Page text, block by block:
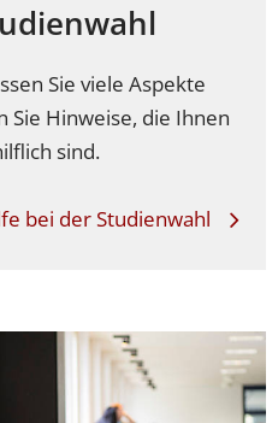
Sie viele Aspekte
Sie Hinweise, die Ihnen
sind.
bei der Studienwahl